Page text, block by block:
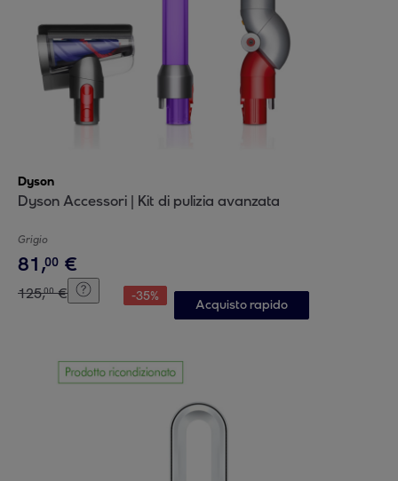
Dyson
Dyson Accessori | Kit di pulizia avanzata
Grigio
81,00 €
125,00 € -35%
Acquisto rapido